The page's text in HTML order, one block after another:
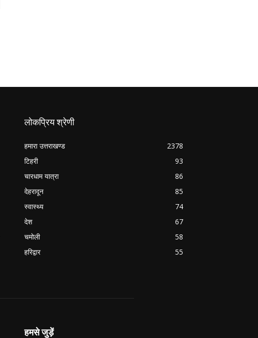
लोकप्रिय श्रेणी
हमारा उत्तराखण्ड
2378
टिहरी
93
चारधाम यात्रा
86
देहरादून
85
स्वास्थ्य
74
देश
67
चमोली
58
हरिद्वार
55
हमसे जुड़ें